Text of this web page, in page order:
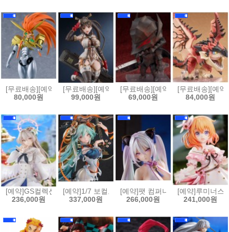
[무료배송][예약]PLAMATEA 용자왕 가오가이가 - 시시오 가이
80,000원
[무료배송][예약]PLAMATEA MX짱[4545784015711]
99,000원
[무료배송][예약]넨도로이드 베르
69,000원
[무료배송][예
84,000원
[예약]GS컬렉션 1/7 블루 아카이브 - 나기사 꽃향기 나는 미소
236,000원
[예약]1/7 보컬로이드 - 하츠네 미쿠 십면매복
337,000원
[예약]팻 컴퍼니 1/6 벽람항로 -
266,000원
[예약]루미너스
241,000원